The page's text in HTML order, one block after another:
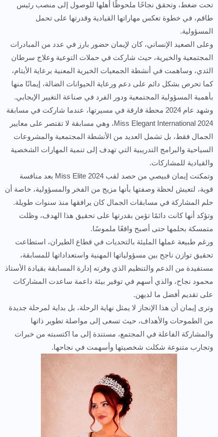
تحت ضغط، وتحقق نجاحًا ملحوظًا أهلها للوصول إلى منصب رئيس
طاقم، في خطوة تعكس مهاراتها القيادية وقدرتها على تحمل
المسؤولية.
وعلى الصعيد الإنساني، كان لإيمان حضور بارز في عدد من المبادرات
المجتمعية والخيرية، حيث شاركت في حملات التوعية وعلاج سرطان
الثدي، وساهمت في أنشطة الجمعيات الخيرية المعنية برعاية الأيتام،
كما تحرص بشكل دائم على دعم ورعاية الحيوانات الضالة، إيمانًا منها
بأهمية المسؤولية المجتمعية ودور الفرد في صناعة التغيير الإيجابي.
وشهد عام 2024 محطة فارقة في مسيرتها، عندما شاركت في مسابقة
Miss Elegant International 2024، وهي مسابقة لا تقتصر على معايير
الجمال فقط، بل تشمل العديد من الأنشطة المجتمعية والمشروعات
السياحية والبرامج التدريبية التي تهدف إلى تنمية المهارات الشخصية
والقيادية للمشاركات.
وتمكنت إيمان قبيصي من حصد لقب Miss Elite 2024 بعد منافسة
قوية، لتعيش لحظة وصفتها بأنها مزيج من الفخر والمسؤولية، خاصة أن
حلم المشاركة في مسابقات الجمال كان يرافقها منذ سنوات طويلة.
وتؤكد أنها كانت دائمًا تؤمن بقدرتها على تحقيق هذا الهدف، وظلت
متمسكة بحلمها حتى أصبح واقعًا ملموسًا.
ورغم طبيعة عملها المليئة بالتحديات في قطاع الطيران، استطاعت
تحقيق توازن ناجح بين مسؤولياتها المهنية واستعداداتها للمسابقة،
مستفيدة من الدعم والتنظيم الذي وفرته إدارة المسابقة بقيادة الأستاذ
محمود نجاح، والذي أسهم في توفير بيئة داعمة ساعدت المشاركات
على تقديم أفضل ما لديهن.
وترى إيمان أن هذا الإنجاز لا يمثل نهاية الرحلة، بل بداية لمرحلة جديدة
من الطموحات والأهداف، حيث تسعى إلى مواصلة تطوير ذاتها
والمشاركة الفاعلة في المجتمع، مستندة إلى ما اكتسبته من خبرات
وتجارب متنوعة شكلت شخصيتها وأسهمت في نجاحها.